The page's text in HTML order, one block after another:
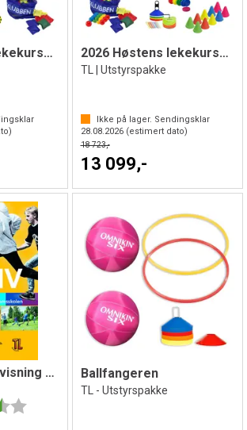
2026 Høstens lekekurspakke TL | Liten 2026 Høstens lekekurspakke TL | Stor
TL | Utstyrspakke
Ikke på lager. Sendingsklar
28.08.2026(estimert dato)
18 723,-
13 099,-
Aktiv TL- Undervisning Ungdomsskole
3.5 av 5 mulige
Ballfangeren
TL - Utstyrspakke